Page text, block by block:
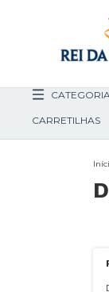
CARRETILHAS